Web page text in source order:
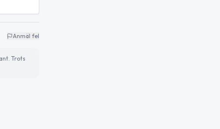
Anmäl fel
Trots